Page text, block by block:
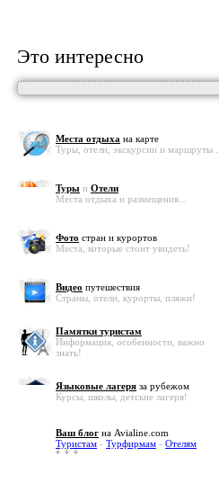
Это интересно
Места отдыха на карте
Туры, отели, экскурсии и маршруты ...
Туры и Отели
Места отдыха и размещения...
Фото стран и курортов
Места, которые стоит увидеть!
Видео путешествия
Страны, отели, курорты, пляжи!
Памятки туристам
Информация, особенности, важно
знать!
Языковые лагеря за рубежом
Курсы, школы, детские лагеря!
Ваш блог на Avialine.com
Туристам - Турфирмам - Отелям